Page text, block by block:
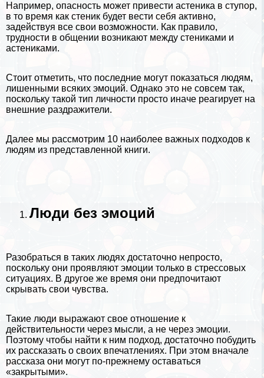
Например, опасность может привести астеника в ступор,
в то время как стеник будет вести себя активно,
задействуя все свои возможности. Как правило,
трудности в общении возникают между стениками и
астениками.
Стоит отметить, что последние могут показаться людям,
лишенными всяких эмоций. Однако это не совсем так,
поскольку такой тип личности просто иначе реагирует на
внешние раздражители.
Далее мы рассмотрим 10 наиболее важных подходов к
людям из представленной книги.
Люди без эмоций
Разобраться в таких людях достаточно непросто,
поскольку они проявляют эмоции только в стрессовых
ситуациях. В другое же время они предпочитают
скрывать свои чувства.
Такие люди выражают свое отношение к
действительности через мысли, а не через эмоции.
Поэтому чтобы найти к ним подход, достаточно побудить
их рассказать о своих впечатлениях. При этом вначале
рассказа они могут по-прежнему оставаться
«закрытыми».